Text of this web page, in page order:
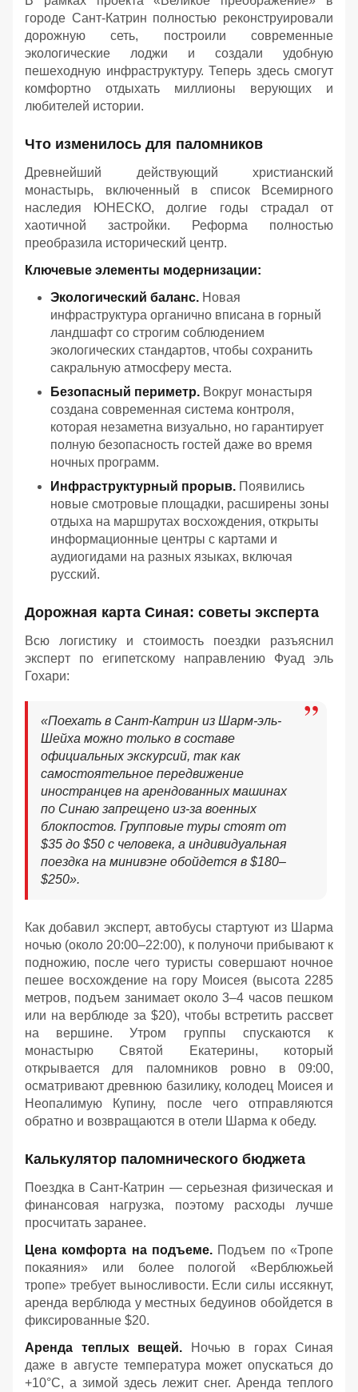
городе Сант-Катрин полностью реконструировали
дорожную сеть, построили современные
экологические лоджи и создали удобную
пешеходную инфраструктуру. Теперь здесь смогут
комфортно отдыхать миллионы верующих и
любителей истории.
Что изменилось для паломников
Древнейший действующий христианский
монастырь, включенный в список Всемирного
наследия ЮНЕСКО, долгие годы страдал от
хаотичной застройки. Реформа полностью
преобразила исторический центр.
Ключевые элементы модернизации:
Экологический баланс. Новая
инфраструктура органично вписана в горный
ландшафт со строгим соблюдением
экологических стандартов, чтобы сохранить
сакральную атмосферу места.
Безопасный периметр. Вокруг монастыря
создана современная система контроля,
которая незаметна визуально, но гарантирует
полную безопасность гостей даже во время
ночных программ.
Инфраструктурный прорыв. Появились
новые смотровые площадки, расширены зоны
отдыха на маршрутах восхождения, открыты
информационные центры с картами и
аудиогидами на разных языках, включая
русский.
Дорожная карта Синая: советы эксперта
Всю логистику и стоимость поездки разъяснил
эксперт по египетскому направлению Фуад эль
Гохари:
«Поехать в Сант-Катрин из Шарм-эль-
Шейха можно только в составе
официальных экскурсий, так как
самостоятельное передвижение
иностранцев на арендованных машинах
по Синаю запрещено из-за военных
блокпостов. Групповые туры стоят от
$35 до $50 с человека, а индивидуальная
поездка на минивэне обойдется в $180–
$250».
Как добавил эксперт, автобусы стартуют из Шарма
ночью (около 20:00–22:00), к полуночи прибывают к
подножию, после чего туристы совершают ночное
пешее восхождение на гору Моисея (высота 2285
метров, подъем занимает около 3–4 часов пешком
или на верблюде за $20), чтобы встретить рассвет
на вершине. Утром группы спускаются к
монастырю Святой Екатерины, который
открывается для паломников ровно в 09:00,
осматривают древнюю базилику, колодец Моисея и
Неопалимую Купину, после чего отправляются
обратно и возвращаются в отели Шарма к обеду.
Калькулятор паломнического бюджета
Поездка в Сант-Катрин — серьезная физическая и
финансовая нагрузка, поэтому расходы лучше
просчитать заранее.
Цена комфорта на подъеме. Подъем по «Тропе
покаяния» или более пологой «Верблюжьей
тропе» требует выносливости. Если силы иссякнут,
аренда верблюда у местных бедуинов обойдется в
фиксированные $20.
Аренда теплых вещей. Ночью в горах Синая
даже в августе температура может опускаться до
+10°C, а зимой здесь лежит снег. Аренда теплого